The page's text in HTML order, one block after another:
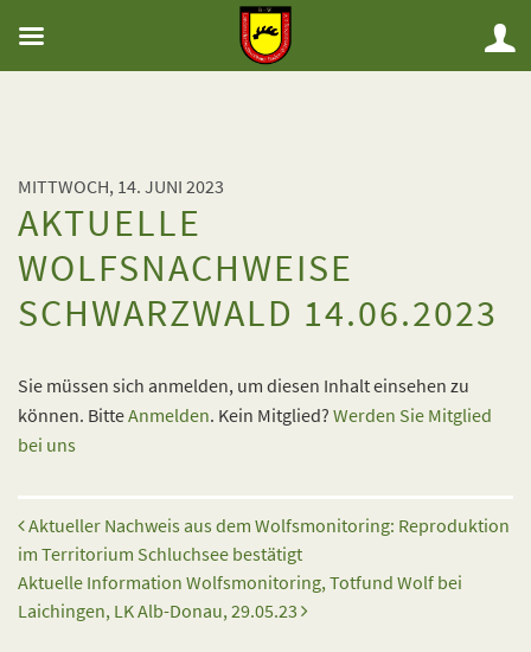
MITTWOCH, 14. JUNI 2023
AKTUELLE
WOLFSNACHWEISE
SCHWARZWALD 14.06.2023
Sie müssen sich anmelden, um diesen Inhalt einsehen zu
können. BitteAnmelden. Kein Mitglied? Werden Sie Mitglied
bei uns
Beitrags-Navigation
Aktueller Nachweis aus dem Wolfsmonitoring: Reproduktion
im Territorium Schluchsee bestätigt
Aktuelle Information Wolfsmonitoring, Totfund Wolf bei
Laichingen, LK Alb-Donau, 29.05.23